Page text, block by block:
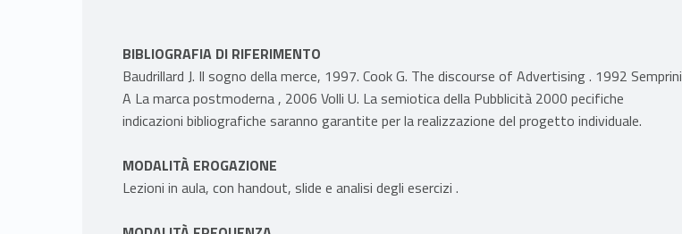
BIBLIOGRAFIA DI RIFERIMENTO
Baudrillard J. Il sogno della merce, 1997. Cook G. The discourse of Advertising . 1992 Semprini
A La marca postmoderna , 2006 Volli U. La semiotica della Pubblicità 2000 pecifiche
indicazioni bibliografiche saranno garantite per la realizzazione del progetto individuale.
MODALITÀ EROGAZIONE
Lezioni in aula, con handout, slide e analisi degli esercizi .